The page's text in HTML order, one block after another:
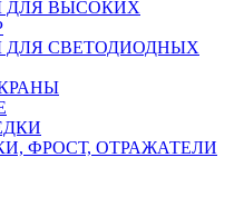
ДЛЯ ВЫСОКИХ
СВЕТОДИОДНЫХ
ФРОСТ, ОТРАЖАТЕЛИ